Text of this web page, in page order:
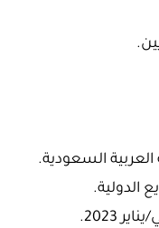
السعودية.
الدولية.